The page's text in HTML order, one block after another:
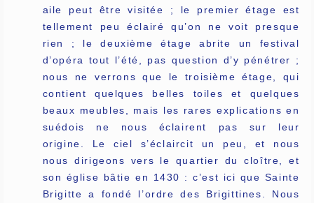
aile peut être visitée ; le premier étage est
tellement peu éclairé qu’on ne voit presque
rien ; le deuxième étage abrite un festival
d’opéra tout l’été, pas question d’y pénétrer ;
nous ne verrons que le troisième étage, qui
contient quelques belles toiles et quelques
beaux meubles, mais les rares explications en
suédois ne nous éclairent pas sur leur
origine. Le ciel s’éclaircit un peu, et nous
nous dirigeons vers le quartier du cloître, et
son église bâtie en 1430 : c’est ici que Sainte
Brigitte a fondé l’ordre des Brigittines. Nous